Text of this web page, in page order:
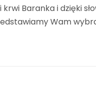
krwi Baranka i dzięki
Wam